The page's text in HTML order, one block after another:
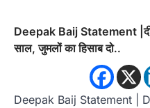
Deepak Baij Statement
साल, जुमलों का हिसाब दो..
Deepak Baij Statement |